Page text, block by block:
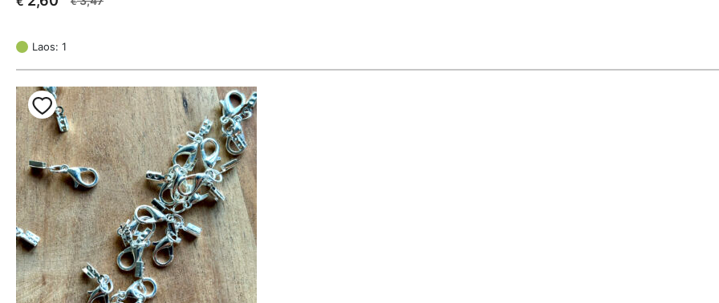
Algne
oli:
€ 3,47.
Current
is:
€ 2,60.
Laos: 1